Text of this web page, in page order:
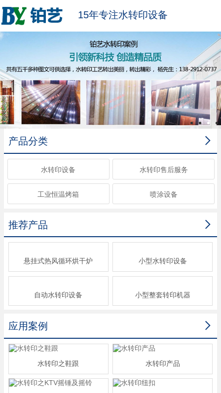
15年专注水转印设备

产品分类
水转印设备 水转印售后服务
工业恒温烤箱 喷涂设备

推荐产品
悬挂式热风循环烘干炉 小型水转印设备
自动水转印设备 小型整套转印机器

应用案例
水转印之鞋跟 水转印产品